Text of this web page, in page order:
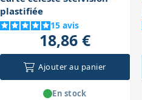
plastifiée
15 avis
18,86 €
Ajouter au panier
En stock